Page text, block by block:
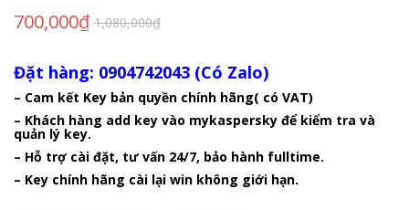
1,080,000₫
700,000₫
Đặt hàng: 0904742043 (Có Zalo)
– Cam kết Key bản quyền chính hãng( có VAT)
– Khách hàng add key vào mykaspersky để kiểm tra và
quản lý key.
– Hỗ trợ cài đặt, tư vấn 24/7, bảo hành fulltime.
– Key chính hãng cài lại win không giới hạn.